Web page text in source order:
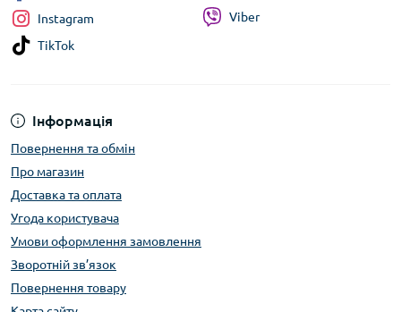
Інформація
Повернення та обмін
Про магазин
Доставка та оплата
Угода користувача
Умови оформлення замовлення
Зворотній зв’язок
Повернення товару
Instagram
TikTok
Viber